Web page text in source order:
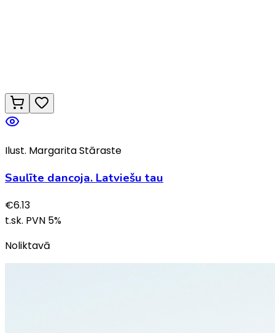
Ilust. Margarita Stāraste
Saulīte dancoja. Latviešu tau
€6.13
t.sk. PVN 5%
Noliktavā